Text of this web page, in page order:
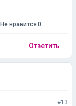
Не нравится 0
Ответить
#13